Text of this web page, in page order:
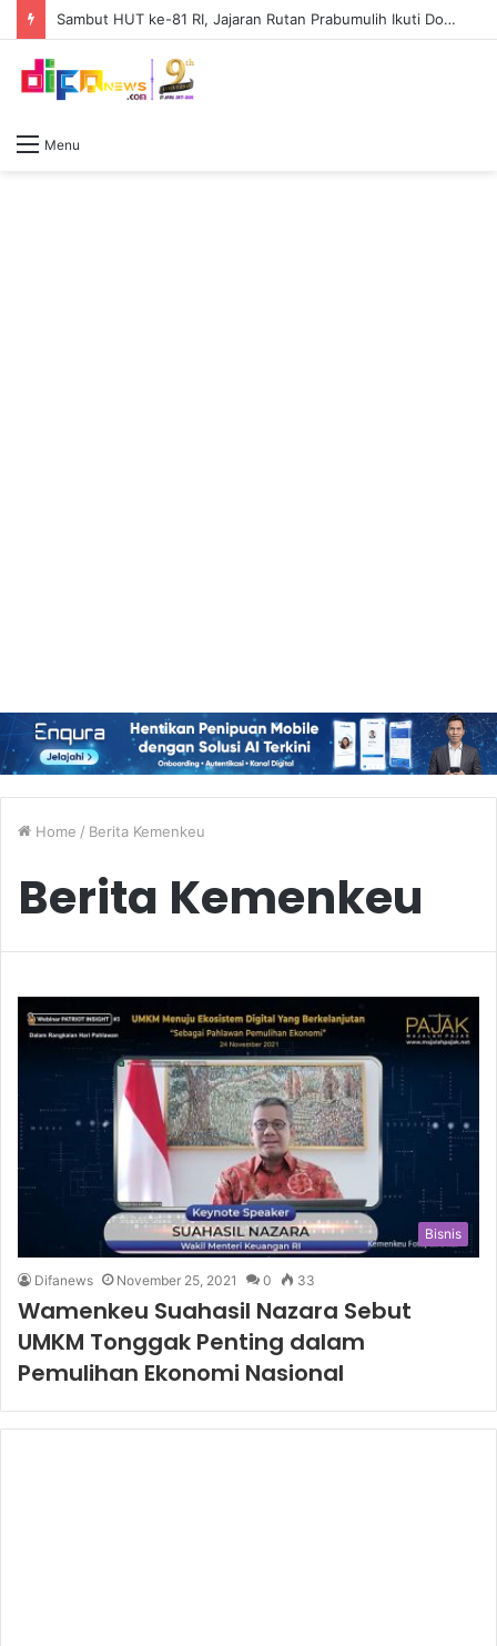
Sambut HUT ke-81 RI, Jajaran Rutan Prabumulih Ikuti Donor Darah di RSUD
Menu
Home / Berita Kemenkeu
Berita Kemenkeu
Bisnis
Difanews November 25, 2021 0 33
Wamenkeu Suahasil Nazara Sebut
UMKM Tonggak Penting dalam
Pemulihan Ekonomi Nasional